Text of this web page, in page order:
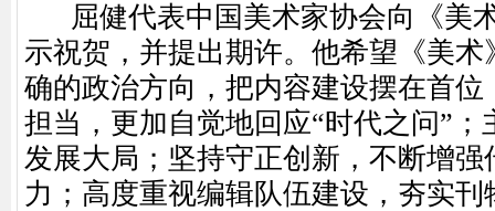
屈健代表中国美术家协会向《美
示祝贺，并提出期许。他希望《美术
确的政治方向，把内容建设摆在首位
担当，更加自觉地回应“时代之问”；
发展大局；坚持守正创新，不断增强
力；高度重视编辑队伍建设，夯实刊